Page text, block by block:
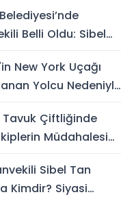
Belli Oldu: Sibel
New York Uçağı
Yolcu Nedeniyle
Çiftliğinde
Müdahalesi
Sibel Tan
Kimdir? Siyasi